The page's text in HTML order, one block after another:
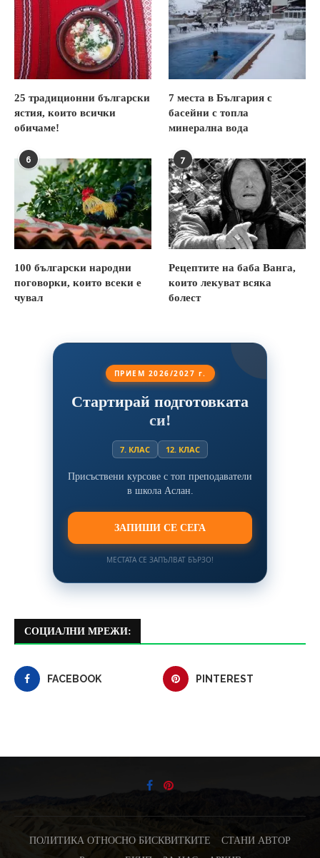
25 традиционни български
ястия, които всички
обичаме!
7 места в България с
басейни с топла
минерална вода
6
100 български народни
поговорки, които всеки е
чувал
7
Рецептите на баба Ванга,
които лекуват всяка
болест
ПРИЕМ 2026/2027 г.
Стартирай подготовката
си!
7. КЛАС 12. КЛАС
Присъствени курсове с топ преподаватели
в школа Аслан.
ЗАПИШИ СЕ СЕГА
МЕСТАТА СЕ ЗАПЪЛВАТ БЪРЗО!
СОЦИАЛНИ МРЕЖИ:
FACEBOOK PINTEREST
ПОЛИТИКА ОТНОСНО БИСКВИТКИТЕ
СТАНИ АВТОР